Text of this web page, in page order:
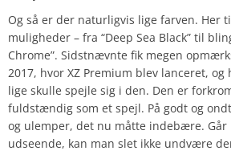
Og så er der naturligvis lige farven. Her
muligheder – fra “Deep Sea Black” til
Chrome”. Sidstnævnte fik megen
2017, hvor XZ Premium blev lanceret,
lige skulle spejle sig i den. Den er
fuldstændig som et spejl. På godt og
og ulemper, det nu måtte indebære. Går
udseende, kan man slet ikke undvære